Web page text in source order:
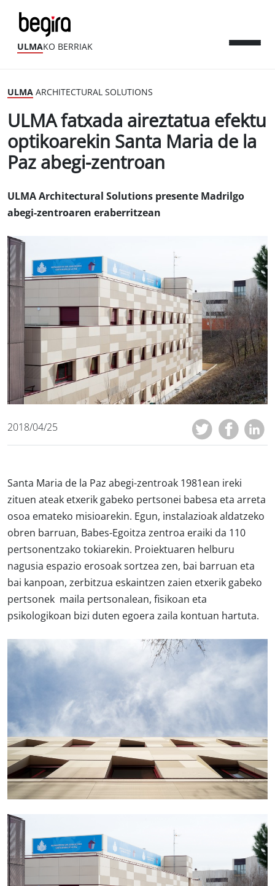
ULMAKO BERRIAK
ULMA ARCHITECTURAL SOLUTIONS
ULMA fatxada aireztatua efektu
optikoarekin Santa Maria de la
Paz abegi-zentroan
ULMA Architectural Solutions presente Madrilgo
abegi-zentroaren eraberritzean
2018/04/25
Santa Maria de la Paz abegi-zentroak 1981ean ireki
zituen ateak etxerik gabeko pertsonei babesa eta arreta
osoa emateko misioarekin. Egun, instalazioak aldatzeko
obren barruan, Babes-Egoitza zentroa eraiki da 110
pertsonentzako tokiarekin. Proiektuaren helburu
nagusia espazio erosoak sortzea zen, bai barruan eta
bai kanpoan, zerbitzua eskaintzen zaien etxerik gabeko
pertsonek maila pertsonalean, fisikoan eta
psikologikoan bizi duten egoera zaila kontuan hartuta.